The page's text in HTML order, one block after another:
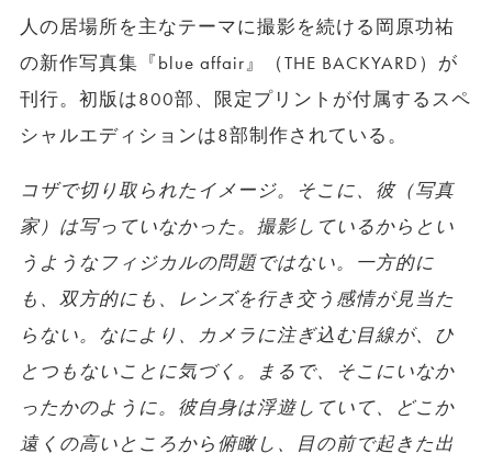
人の居場所を主なテーマに撮影を続ける岡原功祐
の新作写真集『blue affair』（THE BACKYARD）が
刊行。初版は800部、限定プリントが付属するスペ
シャルエディションは8部制作されている。
コザで切り取られたイメージ。そこに、彼（写真
家）は写っていなかった。撮影しているからとい
うようなフィジカルの問題ではない。一方的に
も、双方的にも、レンズを行き交う感情が見当た
らない。なにより、カメラに注ぎ込む目線が、ひ
とつもないことに気づく。まるで、そこにいなか
ったかのように。彼自身は浮遊していて、どこか
遠くの高いところから俯瞰し、目の前で起きた出